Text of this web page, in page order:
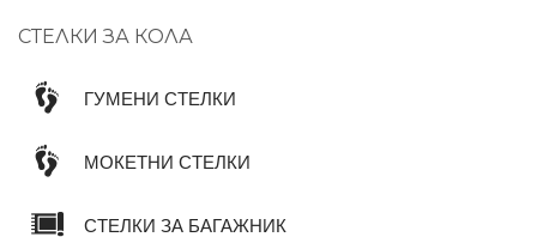
СТЕЛКИ ЗА КОЛА
ГУМЕНИ СТЕЛКИ
МОКЕТНИ СТЕЛКИ
СТЕЛКИ ЗА БАГАЖНИК